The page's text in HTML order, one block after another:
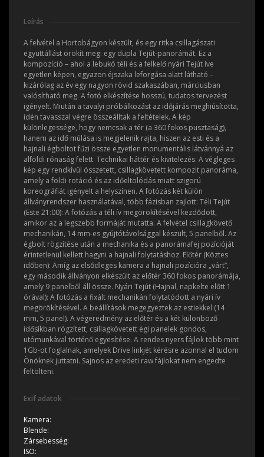
Leírás
A felvétel a Hortobágyon készült, és egy ritka csillagászati
együttállást örökít meg: egy dupla Tejút-panorámát. Ez a
kompozíció – ahol a lebukó téli és a felkelő nyári Tejút íve
egyetlen képen, egyazon éjszaka leforgása alatt látható –
kizárólag az év egy nagyon rövid szakaszában, márciusban
valósítható meg. A fotó elkészítése hosszú, tudatos tervezést
igényelt. Miután a tavalyi próbálkozást az időjárás meghiúsította,
idén tavasszal végre összeálltak a feltételek. A kép
különlegessége, hogy nemcsak a tér (a 360 fokos pusztaság),
hanem az idő múlása is megjelenik rajta, hiszen az esti és a
hajnali égboltot fűzi össze egyetlen monumentális látvánnyá az
alföldi rónaság felett. Technikai háttér és kivitelezés: A végleges
kép egy rendkívül összetett, csillagkövetett kompozit panoráma,
amely a földi rotáció és az időeltolódás miatt szigorú
koreográfiát igényelt a helyszínen. A fotózás két külön
állványrendszer használatával, több fázisban zajlott: Téli Tejút
(Este 21:00): A fotózás a téli ív megörökítésével kezdődött,
amikor az a legszebb formáját mutatta. A felvétel csillagkövető
mechanikán, 14 mm-es gyújtótávolsággal készült, 5 panelből. Az
égbolt rögzítése után a mechanika és a panorámafej pozícióját
érintetlenül kellett hagyni a hajnali folytatáshoz. Előtér (Köztes
időben): Amíg az elsődleges kamera a hajnali pozícióra „várt”,
egy második állványon elkészült az előtér 360 fokos panorámája,
amely 9 panelből áll össze. Nyári Tejút (Hajnal, napkelte előtt 1
órával): A fotózás a fixált mechanikán folytatódott a nyári ív
megörökítésével. A beállítások megegyeztek az estiekkel (14
mm, 5 panel). A végeredmény az előtér és a két különböző
idősíkban rögzített, csillagkövetett égi panelek gondos,
utómunkával történő egyesítése. A rendes nyers fájlok több mint
1Gb-ot foglalnak, amelyek Drive linkjét kérésre azonnal el tudom
Önöknek juttatni. Sajnos az eredeti raw fájlokat nem engedte
feltölteni.
Exif adatok
Kamera:
Blende:
Zársebesség:
ISO: